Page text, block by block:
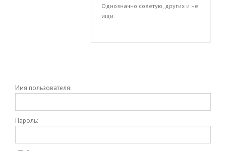
Однозначно советую, других и не
ищи.
Имя пользователя:
Пароль: